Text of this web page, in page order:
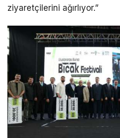
ziyaretçilerini ağırlıyor.”